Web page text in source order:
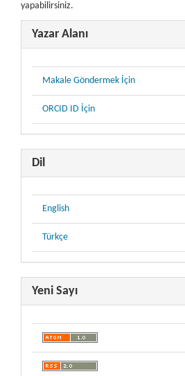
yapabilirsiniz.
Yazar Alanı
Makale Göndermek İçin
ORCID ID İçin
Dil
English
Türkçe
Yeni Sayı